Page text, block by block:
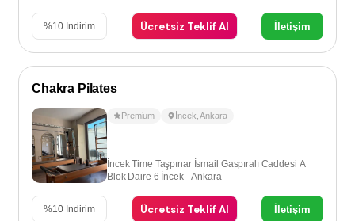
%10 İndirim Ücretsiz Teklif Al İletişim
Chakra Pilates
Premium İncek ,Ankara
İncek Time Taşpınar İsmail Gaspıralı Caddesi A
Blok Daire 6 İncek - Ankara
%10 İndirim Ücretsiz Teklif Al İletişim